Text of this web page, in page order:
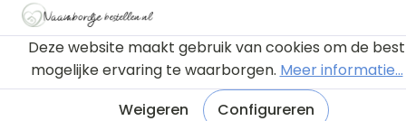
Ontwerptool
Deze website maakt gebruik van cookies om de best
mogelijke ervaring te waarborgen. Meer informatie...
Weigeren
Configureren